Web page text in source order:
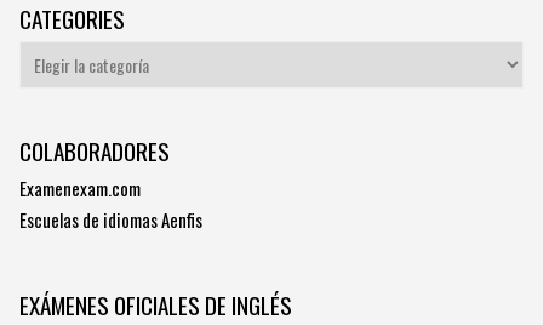
CATEGORIES
Categories
COLABORADORES
Examenexam.com
Escuelas de idiomas Aenfis
EXÁMENES OFICIALES DE INGLÉS